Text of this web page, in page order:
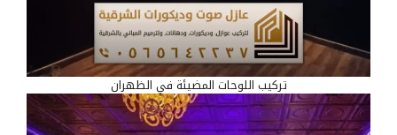
تركيب اللوحات المضيئة في الظهران